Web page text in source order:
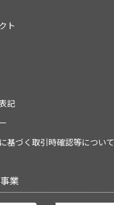
ト
記
基づく取引時確認等について
業